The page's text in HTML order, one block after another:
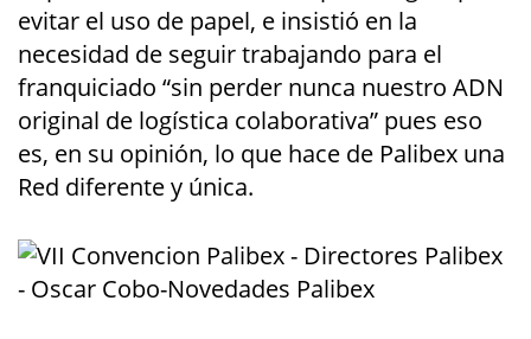
evitar el uso de papel, e insistió en la
necesidad de seguir trabajando para el
franquiciado “sin perder nunca nuestro ADN
original de logística colaborativa” pues eso
es, en su opinión, lo que hace de Palibex una
Red diferente y única.